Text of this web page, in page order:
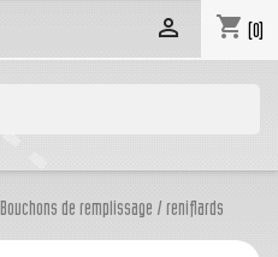
shopping_cart (0)

Bouchons de remplissage / reniflards